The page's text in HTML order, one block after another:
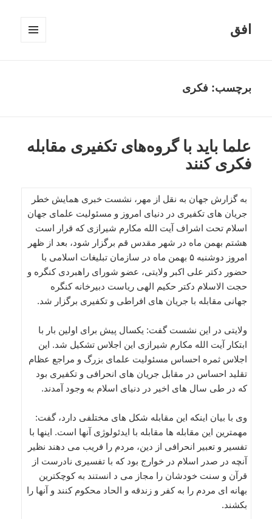
افق
برچسب: فکری
علما باید با گروه‌های تکفیری مقابله
فکری کنند
به گزارش جهان به نقل از مهر، نشست خبری همایش خطر
جریان های تکفیری در دنیای امروز و مسئولیت علمای جهان
اسلام تحت اشراف آیت الله مکارم شیرازی که قرار است
هشتم بهمن ماه در شهر مقدس قم برگزار شود، بعد از ظهر
امروز دوشنبه ۵ بهمن ماه در سازمان تبلیغات اسلامی با
حضور دکتر علی اکبر ولایتی، عضو شورای راهبردی کنگره و
حجت الاسلام دکتر حکیم الهی ریاست دبیرخانه کنگره
جهانی مقابله با جریان های افراطی و تکفیری برگزار شد.
ولایتی در این نشست گفت: یکسال پیش برای اولین بار با
ابتکار آیت الله مکارم شیرازی این اجلاس تشکیل شد. این
اجلاس ثمره احساس مسئولیت علمای بزرگ و مراجع عظام
تقلید احساس در مقابل جریان های انحرافی و تکفیری بود
که در طی سال های اخیر در دنیای اسلام به وجود آمدند.
وی با بیان اینکه این مقابله شکل های مختلفی دارد، گفت:
مهمترین این مقابله ها مقابله با ایدئولوژی آنها است. اینها با
تفسیر و تعبیر انحرافی از دین، مردم را فریب می دهند نظیر
آنچه در صدر اسلام در خوارج بود که با تفسیری نادرست از
قرآن و سنت خودشان را مجاز می د انستند به کوچکترین
بهانه ای مردم را به کفر و زندقه و الحاد محکوم کنند و آنها را
بکشند.